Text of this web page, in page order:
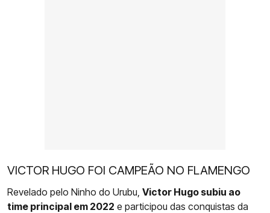
VICTOR HUGO FOI CAMPEÃO NO FLAMENGO
Revelado pelo Ninho do Urubu, Victor Hugo subiu ao
time principal em 2022 e participou das conquistas da